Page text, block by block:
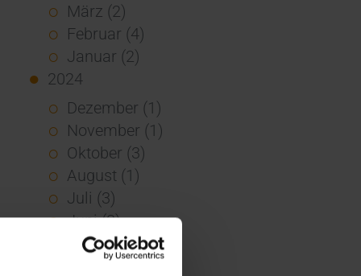
März (2)
Februar (4)
Januar (2)
2024
Dezember (1)
November (1)
Oktober (3)
August (1)
Juli (3)
Juni (3)
Mai (7)
April (4)